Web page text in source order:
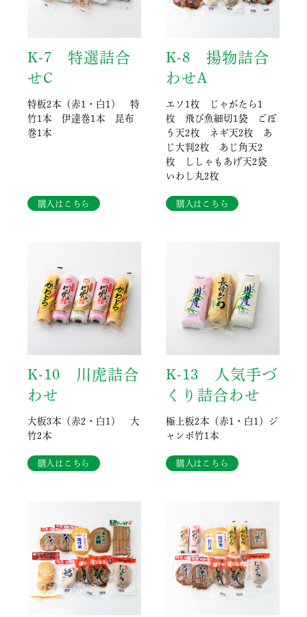
K-7 特選詰合
せC
特板2本（赤1・白1） 特
竹1本 伊達巻1本 昆布
巻1本
購入はこちら
K-8 揚物詰合
わせA
エソ1枚 じゃがたら1
枚 飛び魚細切1袋 ごぼ
う天2枚 ネギ天2枚 あ
じ大判2枚 あじ角天2
枚 ししゃもあげ天2袋
いわし丸2枚
購入はこちら
K-10 川虎詰合
わせ
大板3本（赤2・白1） 大
竹2本
購入はこちら
K-13 人気手づ
くり詰合わせ
極上板2本（赤1・白1）ジ
ャンボ竹1本
購入はこちら